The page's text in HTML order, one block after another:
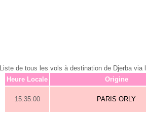
Liste de tous les vols à destination de Djerba
Heure Locale
Origine
15:35:00 PARIS ORLY